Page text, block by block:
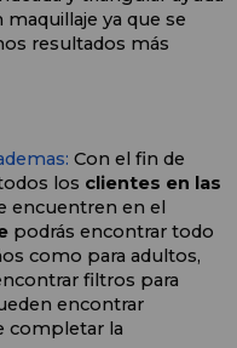
ya que se
resultados más
Con el fin de
los clientes en las
encuentren en el
podrás encontrar todo
como para adultos,
filtros para
encontrar
completar la